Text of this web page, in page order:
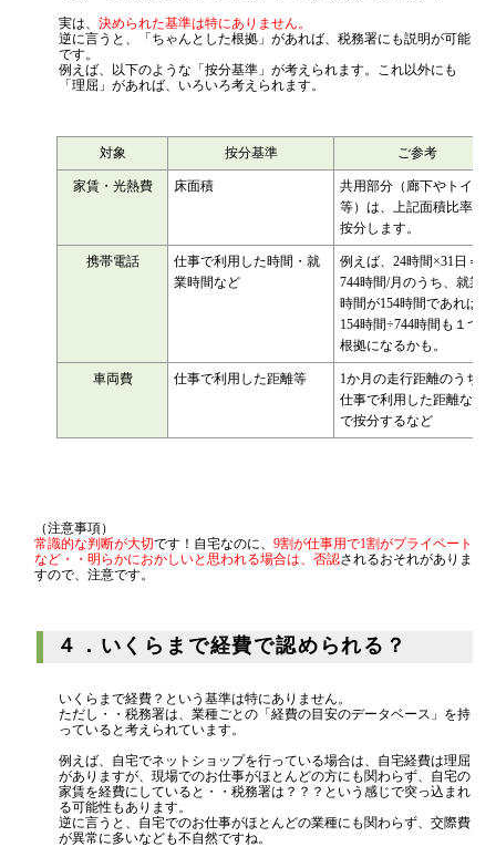
税金の豆知識
所得税
消費税
実は、 決められた基準は特にありません。
逆に言うと、「ちゃんとした根拠」があれば、税務署にも説明が可能
です。
例えば、以下のような「按分基準」が考えられます。これ以外にも
「理屈」があれば、いろいろ考えられます。
対象 按分基準 ご参考
家賃・光熱費 床面積
共用部分（廊下やトイレ
等）は、上記面積比率で
按分します。
携帯電話
仕事で利用した時間・就
業時間など
例えば、24時間×31日＝
744時間/月のうち、就業
時間が154時間であれば、
154時間÷744時間も１つの
根拠になるかも。
車両費 仕事で利用した距離等
1か月の走行距離のうち、
仕事で利用した距離など
で按分するなど
（注意事項）
常識的な判断が大切です！自宅なのに、 9割が仕事用で1割がプライベート
など・・明らかにおかしいと思われる場合は、否認されるおそれがありま
すので、注意です。
４．いくらまで経費で認められる？
いくらまで経費？という基準は特にありません。
ただし・・税務署は、業種ごとの「経費の目安のデータベース」を持
っていると考えられています。
例えば、自宅でネットショップを行っている場合は、自宅経費は理屈
がありますが、現場でのお仕事がほとんどの方にも関わらず、自宅の
家賃を経費にしていると・・税務署は？？？という感じで突っ込まれ
る可能性もあります。
逆に言うと、自宅でのお仕事がほとんどの業種にも関わらず、交際費
が異常に多いなども不自然ですね。